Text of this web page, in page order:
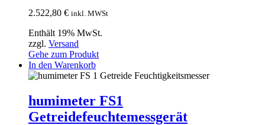
2.522,80 € inkl. MWSt
Enthält 19% MwSt.
zzgl. Versand
Gehe zum Produkt
In den Warenkorb
humimeter FS1
Getreidefeuchtemessgerät